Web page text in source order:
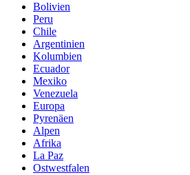
Bolivien
Peru
Chile
Argentinien
Kolumbien
Ecuador
Mexiko
Venezuela
Europa
Pyrenäen
Alpen
Afrika
La Paz
Ostwestfalen